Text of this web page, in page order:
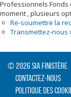
Professionnels Fonds
moment , plusieurs
Re-soumettre la
Transmettez-nous
© 2026 SIA Finistère
Contactez-nous
Politique des